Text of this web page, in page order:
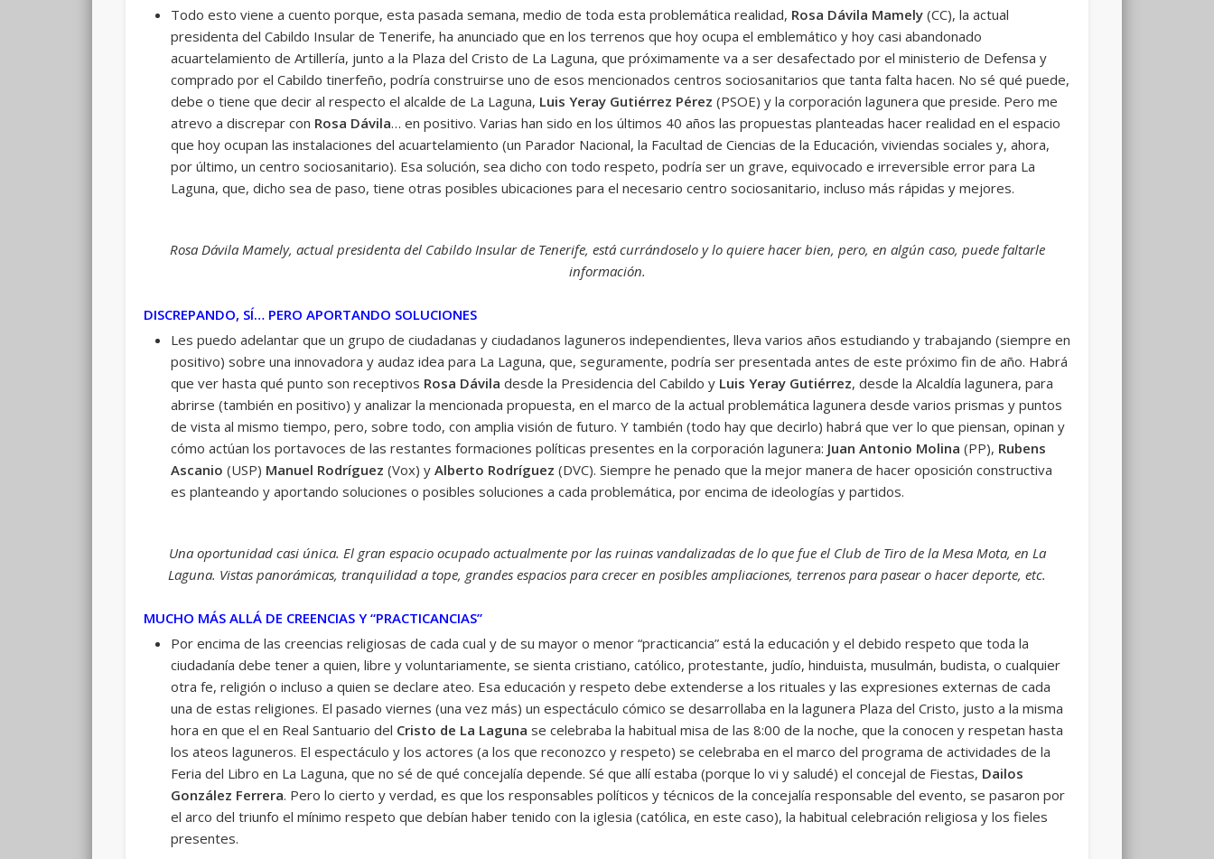
Todo esto viene a cuento porque, esta pasada semana, medio de toda esta problemática realidad, Rosa Dávila Mamely (CC), la actual
presidenta del Cabildo Insular de Tenerife, ha anunciado que en los terrenos que hoy ocupa el emblemático y hoy casi abandonado
acuartelamiento de Artillería, junto a la Plaza del Cristo de La Laguna, que próximamente va a ser desafectado por el ministerio de Defensa y
comprado por el Cabildo tinerfeño, podría construirse uno de esos mencionados centros sociosanitarios que tanta falta hacen. No sé qué puede,
debe o tiene que decir al respecto el alcalde de La Laguna, Luis Yeray Gutiérrez Pérez (PSOE) y la corporación lagunera que preside. Pero me
atrevo a discrepar con Rosa Dávila… en positivo. Varias han sido en los últimos 40 años las propuestas planteadas hacer realidad en el espacio
que hoy ocupan las instalaciones del acuartelamiento (un Parador Nacional, la Facultad de Ciencias de la Educación, viviendas sociales y, ahora,
por último, un centro sociosanitario). Esa solución, sea dicho con todo respeto, podría ser un grave, equivocado e irreversible error para La
Laguna, que, dicho sea de paso, tiene otras posibles ubicaciones para el necesario centro sociosanitario, incluso más rápidas y mejores.
Rosa Dávila Mamely, actual presidenta del Cabildo Insular de Tenerife, está currándoselo y lo quiere hacer bien, pero, en algún caso, puede faltarle
información.
DISCREPANDO, SÍ… PERO APORTANDO SOLUCIONES
Les puedo adelantar que un grupo de ciudadanas y ciudadanos laguneros independientes, lleva varios años estudiando y trabajando (siempre en
positivo) sobre una innovadora y audaz idea para La Laguna, que, seguramente, podría ser presentada antes de este próximo fin de año. Habrá
que ver hasta qué punto son receptivos Rosa Dávila desde la Presidencia del Cabildo y Luis Yeray Gutiérrez, desde la Alcaldía lagunera, para
abrirse (también en positivo) y analizar la mencionada propuesta, en el marco de la actual problemática lagunera desde varios prismas y puntos
de vista al mismo tiempo, pero, sobre todo, con amplia visión de futuro. Y también (todo hay que decirlo) habrá que ver lo que piensan, opinan y
cómo actúan los portavoces de las restantes formaciones políticas presentes en la corporación lagunera: Juan Antonio Molina (PP), Rubens
Ascanio (USP) Manuel Rodríguez (Vox) y Alberto Rodríguez (DVC). Siempre he penado que la mejor manera de hacer oposición constructiva
es planteando y aportando soluciones o posibles soluciones a cada problemática, por encima de ideologías y partidos.
Una oportunidad casi única. El gran espacio ocupado actualmente por las ruinas vandalizadas de lo que fue el Club de Tiro de la Mesa Mota, en La
Laguna. Vistas panorámicas, tranquilidad a tope, grandes espacios para crecer en posibles ampliaciones, terrenos para pasear o hacer deporte, etc.
MUCHO MÁS ALLÁ DE CREENCIAS Y “PRACTICANCIAS”
Por encima de las creencias religiosas de cada cual y de su mayor o menor “practicancia” está la educación y el debido respeto que toda la
ciudadanía debe tener a quien, libre y voluntariamente, se sienta cristiano, católico, protestante, judío, hinduista, musulmán, budista, o cualquier
otra fe, religión o incluso a quien se declare ateo. Esa educación y respeto debe extenderse a los rituales y las expresiones externas de cada
una de estas religiones. El pasado viernes (una vez más) un espectáculo cómico se desarrollaba en la lagunera Plaza del Cristo, justo a la misma
hora en que el en Real Santuario del Cristo de La Laguna se celebraba la habitual misa de las 8:00 de la noche, que la conocen y respetan hasta
los ateos laguneros. El espectáculo y los actores (a los que reconozco y respeto) se celebraba en el marco del programa de actividades de la
Feria del Libro en La Laguna, que no sé de qué concejalía depende. Sé que allí estaba (porque lo vi y saludé) el concejal de Fiestas, Dailos
González Ferrera. Pero lo cierto y verdad, es que los responsables políticos y técnicos de la concejalía responsable del evento, se pasaron por
el arco del triunfo el mínimo respeto que debían haber tenido con la iglesia (católica, en este caso), la habitual celebración religiosa y los fieles
presentes.